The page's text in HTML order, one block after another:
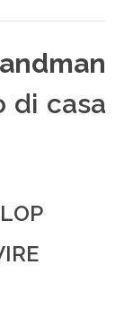
di casa